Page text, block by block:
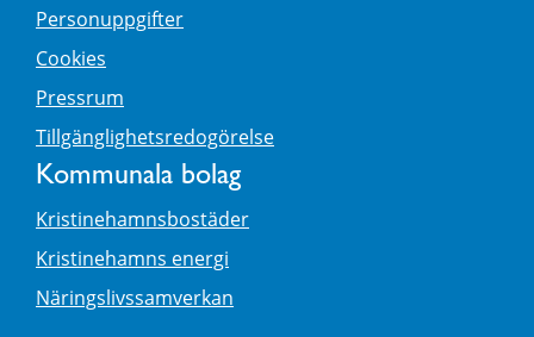
Personuppgifter
Cookies
Pressrum
Tillgänglighetsredogörelse
Kommunala bolag
Kristinehamnsbostäder
Kristinehamns energi
Näringslivssamverkan